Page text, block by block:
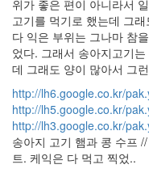
위가 좋은 편이 아니라서
고기를 먹기로 했는데 그
다 익은 부위는 그나마 참
었다. 그래서 송아지고기
데 그래도 양이 많아서 그
http://lh6.google.co.kr/
http://lh5.google.co.kr/
http://lh3.google.co.kr/
송아지 고기 햄과 콩 수프
트. 케익은 다 먹고 찍었..